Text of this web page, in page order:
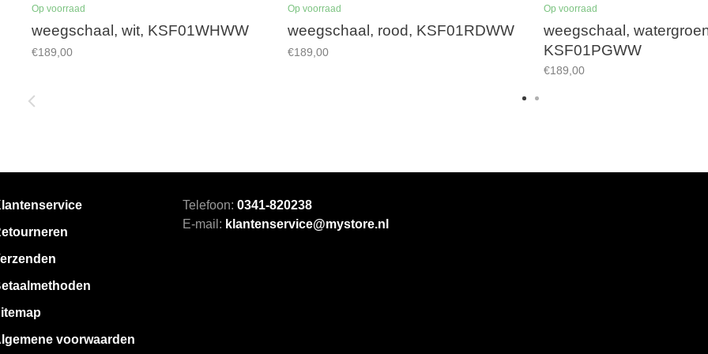
Op voorraad
weegschaal, wit, KSF01WHWW
€189,00
Op voorraad
weegschaal, rood, KSF01RDWW
€189,00
Op voorraad
weegschaal,
KSF01PGWW
€189,00
voorwaarden
Telefoon: 0341-820238
E-mail: klantenservice@mystore.nl